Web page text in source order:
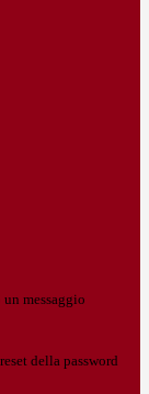
messaggio
della password